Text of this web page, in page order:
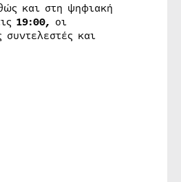
και στη ψηφιακή
19:00, οι
και